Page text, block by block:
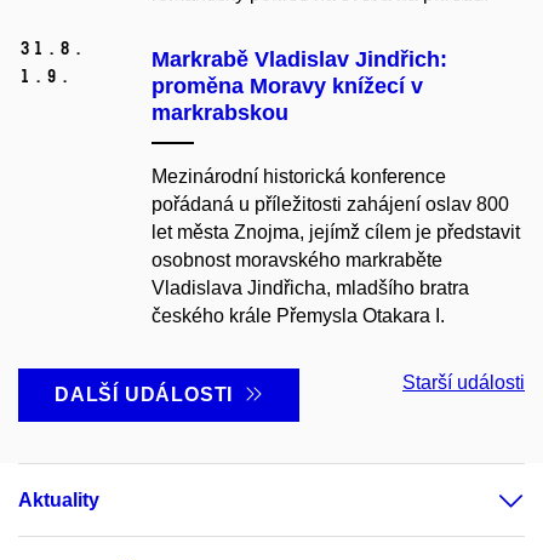
31. 8.
1. 9.
Markrabě Vladislav Jindřich:
proměna Moravy knížecí v
markrabskou
Mezinárodní historická konference
pořádaná u příležitosti zahájení oslav 800
let města Znojma, jejímž cílem je představit
osobnost moravského markraběte
Vladislava Jindřicha, mladšího bratra
českého krále Přemysla Otakara I.
DALŠÍ UDÁLOSTI
Starší události
Aktuality